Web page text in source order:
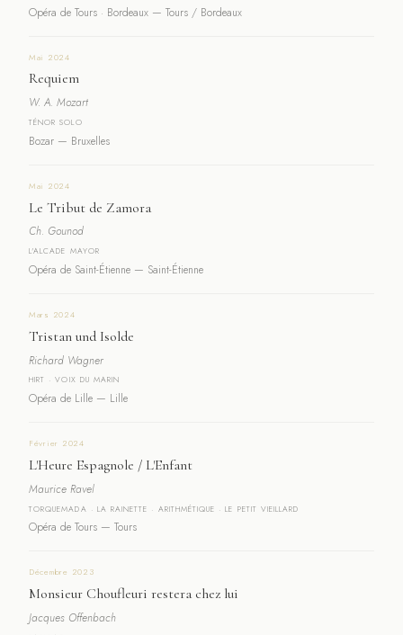
Opéra de Tours · Bordeaux — Tours / Bordeaux
Mai 2024
Requiem
W. A. Mozart
TÉNOR SOLO
Bozar — Bruxelles
Mai 2024
Le Tribut de Zamora
Ch. Gounod
L'ALCADE MAYOR
Opéra de Saint-Étienne — Saint-Étienne
Mars 2024
Tristan und Isolde
Richard Wagner
HIRT · VOIX DU MARIN
Opéra de Lille — Lille
Février 2024
L'Heure Espagnole / L'Enfant
Maurice Ravel
TORQUEMADA · LA RAINETTE · ARITHMÉTIQUE · LE PETIT VIEILLARD
Opéra de Tours — Tours
Décembre 2023
Monsieur Choufleuri restera chez lui
Jacques Offenbach